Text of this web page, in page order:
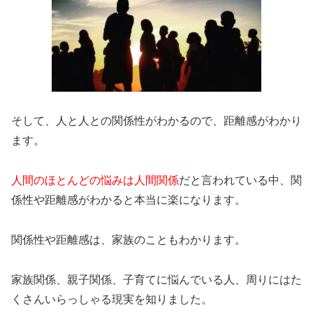
そして、人と人との関係性がわかるので、距離感がわかり
ます。
人間のほとんどの悩みは人間関係だと言われている中、関
係性や距離感がわかると本当に楽になります。
関係性や距離感は、家族のこともわかります。
家族関係、親子関係、子育てに悩んでいる人、周りにはた
くさんいらっしゃる現実を知りました。